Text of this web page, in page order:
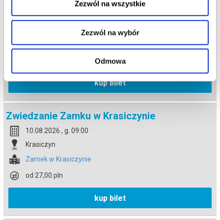
Zezwól na wszystkie
Zezwól na wybór
Odmowa
09.08.2026 , g. 16:00
Zamek w Krasiczynie
kup bilet
Zwiedzanie Zamku w Krasiczynie
10.08.2026 , g. 09:00
Krasiczyn
Zamek w Krasiczynie
od 27,00 pln
kup bilet